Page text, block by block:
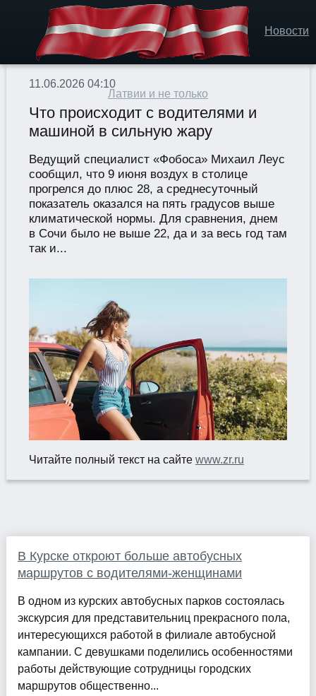
Новости
Латвии и не только
11.06.2026 04:10
Что происходит с водителями и
машиной в сильную жару
Ведущий специалист «Фобоса» Михаил Леус
сообщил, что 9 июня воздух в столице
прогрелся до плюс 28, а среднесуточный
показатель оказался на пять градусов выше
климатической нормы. Для сравнения, днем
в Сочи было не выше 22, да и за весь год там
так и...
Читайте полный текст на сайте www.zr.ru
В Курске откроют больше автобусных
маршрутов с водителями-женщинами
В одном из курских автобусных парков состоялась
экскурсия для представительниц прекрасного пола,
интересующихся работой в филиале автобусной
кампании. С девушками поделились особенностями
работы действующие сотрудницы городских
маршрутов общественно...